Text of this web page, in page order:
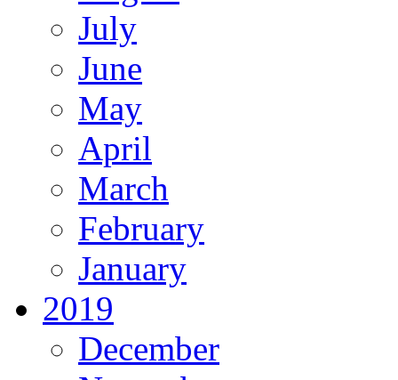
July
June
May
April
March
February
January
2019
December